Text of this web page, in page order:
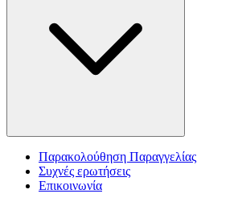
Παρακολούθηση Παραγγελίας
Συχνές ερωτήσεις
Επικοινωνία